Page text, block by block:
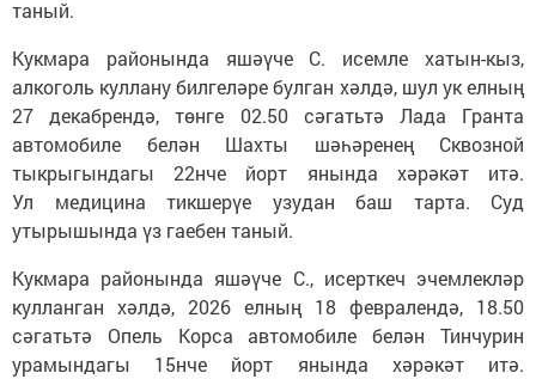
таный.
Кукмара районында яшәүче С. исемле хатын-кыз,
алкоголь куллану билгеләре булган хәлдә, шул ук елның
27 декабрендә, төнге 02.50 сәгатьтә Лада Гранта
автомобиле белән Шахты шәһәренең Сквозной
тыкрыгындагы 22нче йорт янында хәрәкәт итә.
Ул медицина тикшерүе узудан баш тарта. Суд
утырышында үз гаебен таный.
Кукмара районында яшәүче С., исерткеч эчемлекләр
кулланган хәлдә, 2026 елның 18 февралендә, 18.50
сәгатьтә Опель Корса автомобиле белән Тинчурин
урамындагы 15нче йорт янында хәрәкәт итә.